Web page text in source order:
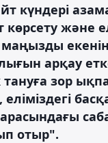
күндері
көрсету және
екенін
арқау
тануға зор
еліміздегі
отыр".